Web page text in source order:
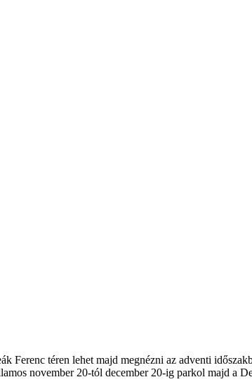
Ferenc téren lehet majd megnézni az adventi
november 20-tól december 20-ig parkol majd a